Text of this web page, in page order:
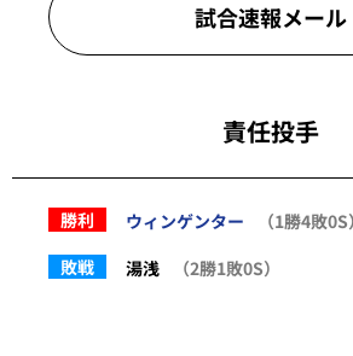
試合速報メール
責任投手
勝利 ウィンゲンター
（1勝4敗0S）
敗戦
湯浅 （2勝1敗0S）